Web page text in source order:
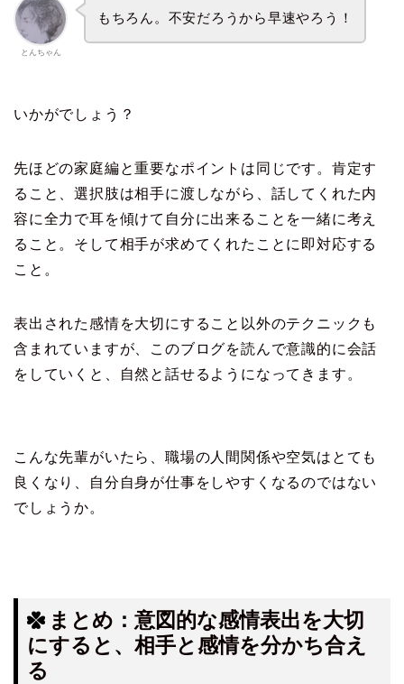
とんちゃん
もちろん。不安だろうから早速やろう！
いかがでしょう？
先ほどの家庭編と重要なポイントは同じです。肯定す
ること、選択肢は相手に渡しながら、話してくれた内
容に全力で耳を傾けて自分に出来ることを一緒に考え
ること。そして相手が求めてくれたことに即対応する
こと。
表出された感情を大切にすること以外のテクニックも
含まれていますが、このブログを読んで意識的に会話
をしていくと、自然と話せるようになってきます。
こんな先輩がいたら、職場の人間関係や空気はとても
良くなり、自分自身が仕事をしやすくなるのではない
でしょうか。
まとめ：意図的な感情表出を大切
にすると、相手と感情を分かち合え
る